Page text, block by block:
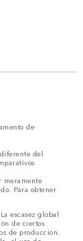
de
del
meramente
Para obtener
La escasez global
de ciertos
de producción.